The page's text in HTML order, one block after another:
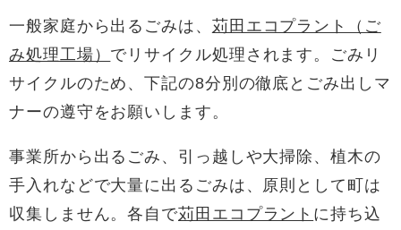
一般家庭から出るごみは、 苅田エコプラント（ご
み処理工場） でリサイクル処理されます。ごみリ
サイクルのため、下記の8分別の徹底とごみ出しマ
ナーの遵守をお願いします。
事業所から出るごみ、引っ越しや大掃除、植木の
手入れなどで大量に出るごみは、原則として町は
収集しません。各自で苅田エコプラント に持ち込